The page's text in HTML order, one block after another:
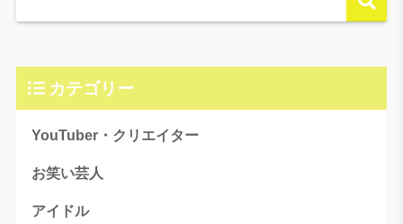
カテゴリー
YouTuber・クリエイター
お笑い芸人
アイドル